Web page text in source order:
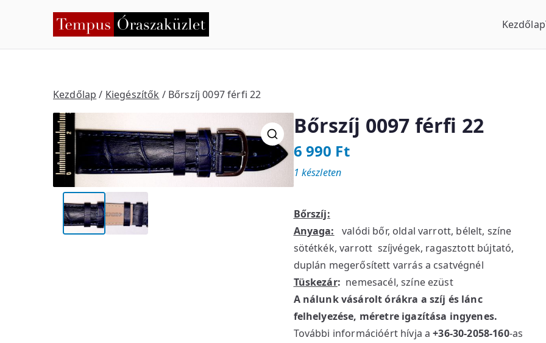
Tempus Óraszaküzlet Kezdőlap
Kezdőlap / Kiegészítők / Bőrszíj 0097 férfi 22
Bőrszíj 0097 férfi 22
6 990 Ft
Bőrszíj:
Anyaga: valódi bőr, oldal varrott, bélelt, színe
sötétkék, varrott szíjvégek, ragasztott bújtató,
duplán megerősített varrás a csatvégnél
Tüskezár: nemesacél, színe ezüst
A nálunk vásárolt órákra a szíj és lánc
felhelyezése, méretre igazítása ingyenes.
További információért hívja a+36-30-2058-160-as
1 készleten